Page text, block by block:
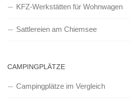
KFZ-Werkstätten für Wohnwagen
Sattlereien am Chiemsee
CAMPINGPLÄTZE
Campingplätze im Vergleich